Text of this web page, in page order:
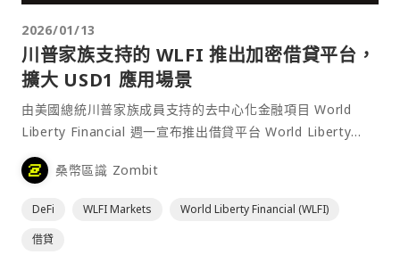
2026/01/13
川普家族支持的 WLFI 推出加密借貸平台，
擴大 USD1 應用場景
由美國總統川普家族成員支持的去中心化金融項目 World
Liberty Financial 週一宣布推出借貸平台 World Liberty
Markets（WLFI Markets），由 DeFi 平台 Dolomite 提供
技術支援。用戶可使用 WLFI 的美元穩⋯
桑幣區識 Zombit
DeFi WLFI Markets
World Liberty Financial (WLFI)
借貸